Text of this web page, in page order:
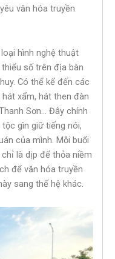
văn hóa truyền
hình nghệ thuật
số trên địa bàn
Có thể kể đến các
xẩm, hát then đàn
Sơn… Đây chính
gìn giữ tiếng nói,
của mình. Mỗi buổi
là dịp để thỏa niềm
để văn hóa truyền
sang thế hệ khác.